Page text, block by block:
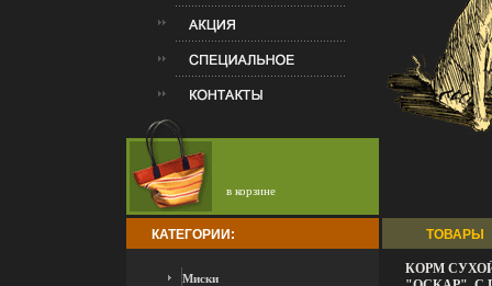
в корзине
КАТЕГОРИИ:
Миски
ТОВАРЫ
КОРМ